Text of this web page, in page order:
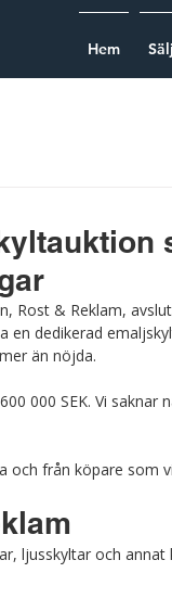
Hem Sälj
Rost & Reklam,
en dedikerad
än nöjda.
000 SEK. Vi saknar
och från köpare som
ljusskyltar och annat